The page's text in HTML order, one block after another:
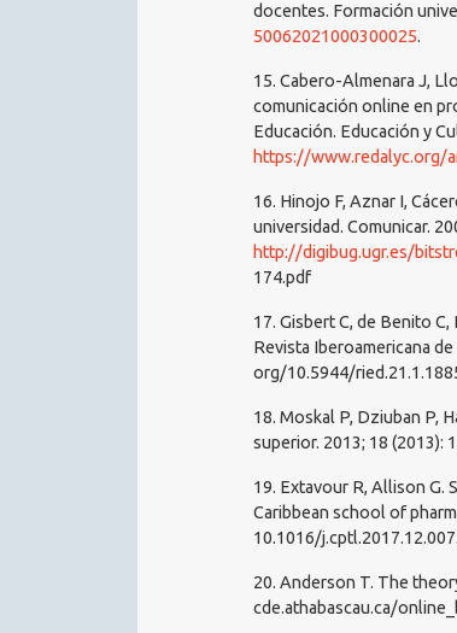
docentes. Formación
50062021000300025.
15. Cabero-Almenara J,
comunicación online en
Educación. Educación y
https://www.redalyc.org/
16. Hinojo F, Aznar I,
universidad. Comunicar.
http://digibug.ugr.es/
174.pdf
17. Gisbert C, de Benito
Revista Iberoamericana
org/10.5944/
18. Moskal P, Dziuban P,
superior. 2013; 18 (2013):
19. Extavour R, Allison G.
Caribbean school of
10.1016/
20. Anderson T. The
cde.athabascau.ca/